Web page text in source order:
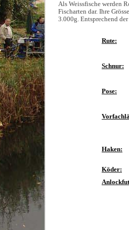
Als Weissfische werden
Fischarten dar. Ihre
3.000g. Entsprechend
Rute:
Schnur:
Pose:
Haken:
Köder: